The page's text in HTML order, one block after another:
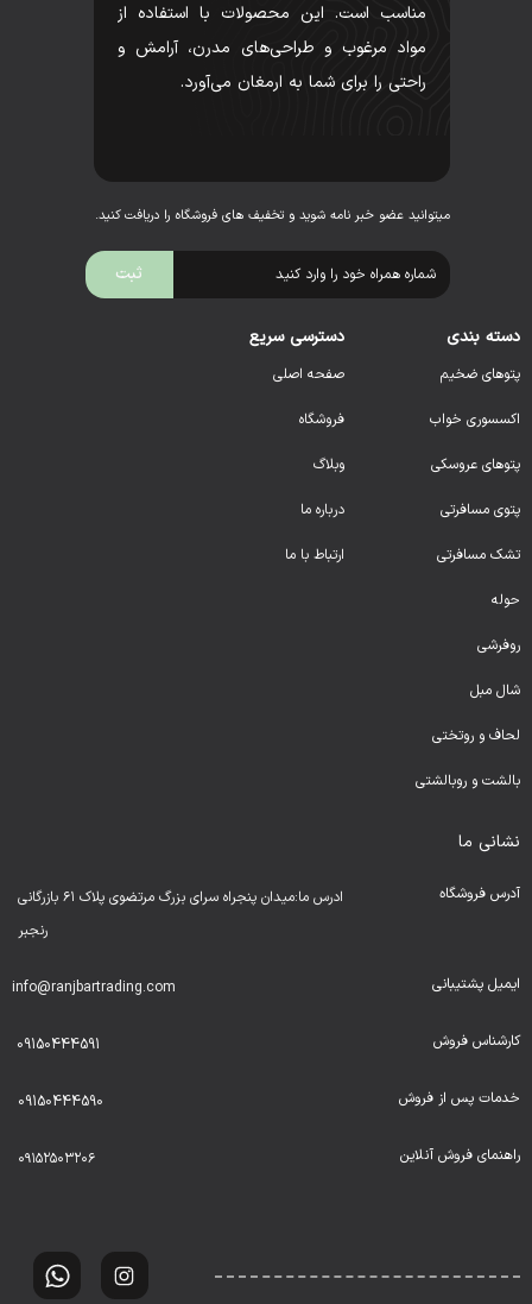
مناسب است. این محصولات با استفاده از
مواد مرغوب و طراحی‌های مدرن، آرامش و
راحتی را برای شما به ارمغان می‌آورد.
میتوانید عضو خبر نامه شوید و تخفیف های فروشگاه را دریافت کنید.
دسته بندی
پتوهای ضخیم
اکسسوری خواب
پتوهای عروسکی
پتوی مسافرتی
تشک مسافرتی
حوله
روفرشی
شال مبل
لحاف و روتختی
بالشت و روبالشتی
دسترسی سریع
صفحه اصلی
فروشگاه
وبلاگ
درباره ما
ارتباط با ما
نشانی ما
آدرس فروشگاه
ادرس ما:میدان پنجراه سرای بزرگ مرتضوی پلاک ۶۱ بازرگانی
رنجبر
ایمیل پشتیبانی info@ranjbartrading.com
کارشناس فروش 09150444591
خدمات پس از فروش 09150444590
راهنمای فروش آنلاین ۰۹۱۵۲۵۰۳۲۰۶